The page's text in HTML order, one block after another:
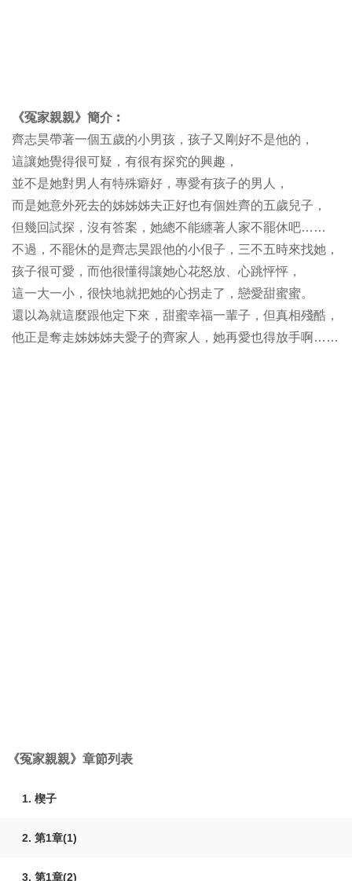
《冤家親親》簡介︰
齊志昊帶著一個五歲的小男孩，孩子又剛好不是他的，
這讓她覺得很可疑，有很有探究的興趣，
並不是她對男人有特殊癖好，專愛有孩子的男人，
而是她意外死去的姊姊姊夫正好也有個姓齊的五歲兒子，
但幾回試探，沒有答案，她總不能纏著人家不罷休吧……
不過，不罷休的是齊志昊跟他的小佷子，三不五時來找她，
孩子很可愛，而他很懂得讓她心花怒放、心跳怦怦，
這一大一小，很快地就把她的心拐走了，戀愛甜蜜蜜。
還以為就這麼跟他定下來，甜蜜幸福一輩子，但真相殘酷，
他正是奪走姊姊姊夫愛子的齊家人，她再愛也得放手啊……
《冤家親親》章節列表
1. 楔子
2. 第1章(1)
3. 第1章(2)